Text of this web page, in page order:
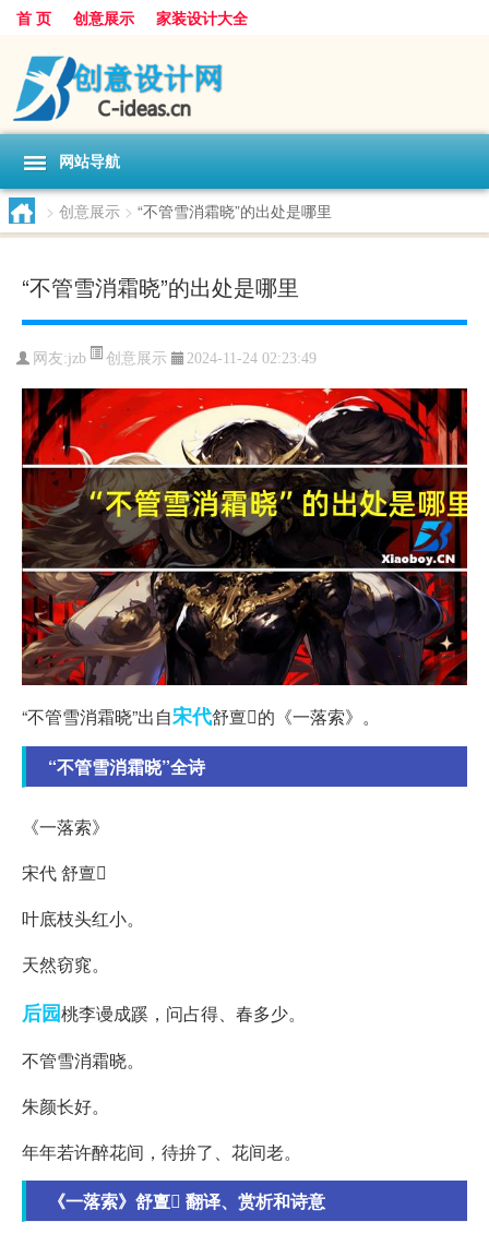
首 页 创意展示 家装设计大全
网站导航
> 创意展示 > “不管雪消霜晓”的出处是哪里
“不管雪消霜晓”的出处是哪里
网友:jzb 创意展示 2024-11-24 02:23:49
“不管雪消霜晓”出自宋代舒亶的《一落索》。
“不管雪消霜晓”全诗
《一落索》
宋代 舒亶
叶底枝头红小。
天然窃窕。
后园桃李谩成蹊，问占得、春多少。
不管雪消霜晓。
朱颜长好。
年年若许醉花间，待拚了、花间老。
《一落索》舒亶 翻译、赏析和诗意